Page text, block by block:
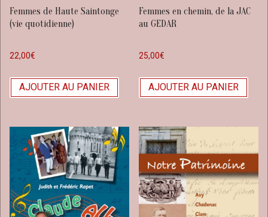
Femmes de Haute Saintonge
(vie quotidienne)
22,00€
AJOUTER AU PANIER
Femmes en chemin, de la JAC
au GEDAR
25,00€
AJOUTER AU PANIER